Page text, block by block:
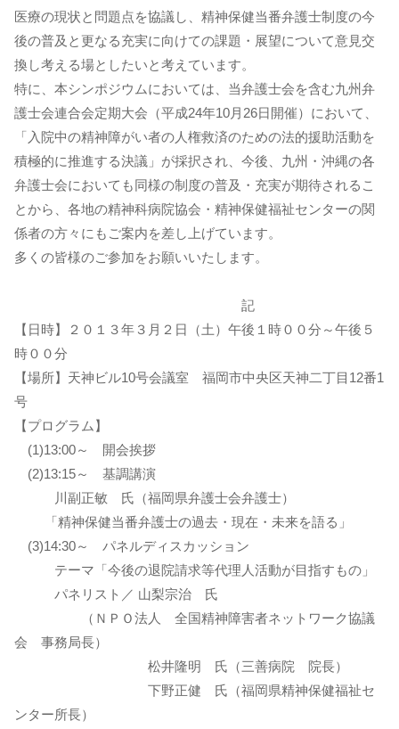
医療の現状と問題点を協議し、精神保健当番弁護士制度の今
後の普及と更なる充実に向けての課題・展望について意見交
換し考える場としたいと考えています。
特に、本シンポジウムにおいては、当弁護士会を含む九州弁
護士会連合会定期大会（平成24年10月26日開催）において、
「入院中の精神障がい者の人権救済のための法的援助活動を
積極的に推進する決議」が採択され、今後、九州・沖縄の各
弁護士会においても同様の制度の普及・充実が期待されるこ
とから、各地の精神科病院協会・精神保健福祉センターの関
係者の方々にもご案内を差し上げています。
多くの皆様のご参加をお願いいたします。
記
【日時】２０１３年３月２日（土）午後１時００分～午後５
時００分
【場所】天神ビル10号会議室 福岡市中央区天神二丁目12番1
号
【プログラム】
(1)13:00～ 開会挨拶
(2)13:15～ 基調講演
川副正敏 氏（福岡県弁護士会弁護士）
「精神保健当番弁護士の過去・現在・未来を語る」
(3)14:30～ パネルディスカッション
テーマ「今後の退院請求等代理人活動が目指すもの」
パネリスト／ 山梨宗治 氏
（ＮＰＯ法人 全国精神障害者ネットワーク協議
会 事務局長）
松井隆明 氏（三善病院 院長）
下野正健 氏（福岡県精神保健福祉セ
ンター所長）